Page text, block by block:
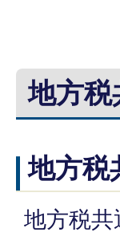
地方
地方税
地方税